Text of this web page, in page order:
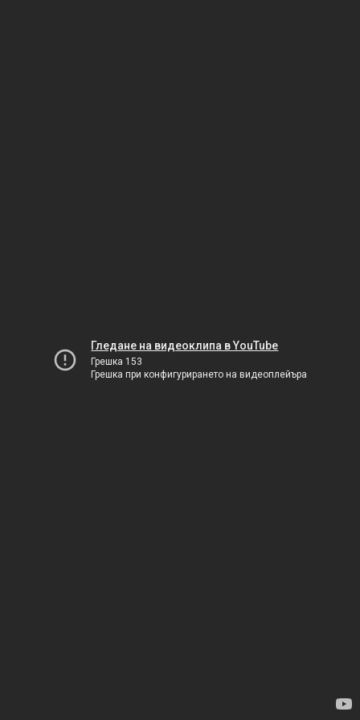
Гледане на видеоклипа в YouTube
Грешка 153
Грешка при конфигурирането на видеоплейъра